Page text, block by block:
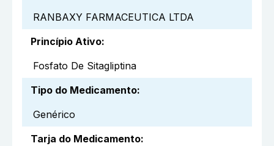
RANBAXY FARMACEUTICA LTDA
Princípio Ativo:
Fosfato De Sitagliptina
Tipo do Medicamento:
Genérico
Tarja do Medicamento: